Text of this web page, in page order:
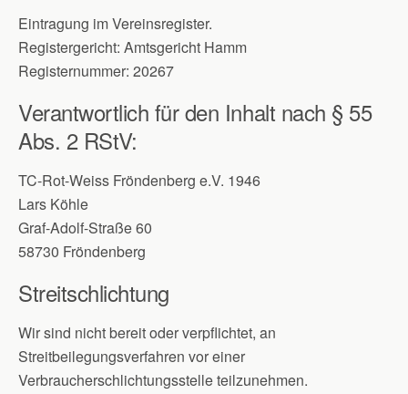
Eintragung im Vereinsregister.
Registergericht: Amtsgericht Hamm
Registernummer: 20267
Verantwortlich für den Inhalt nach § 55
Abs. 2 RStV:
TC-Rot-Weiss Fröndenberg e.V. 1946
Lars Köhle
Graf-Adolf-Straße 60
58730 Fröndenberg
Streitschlichtung
Wir sind nicht bereit oder verpflichtet, an
Streitbeilegungsverfahren vor einer
Verbraucherschlichtungsstelle teilzunehmen.